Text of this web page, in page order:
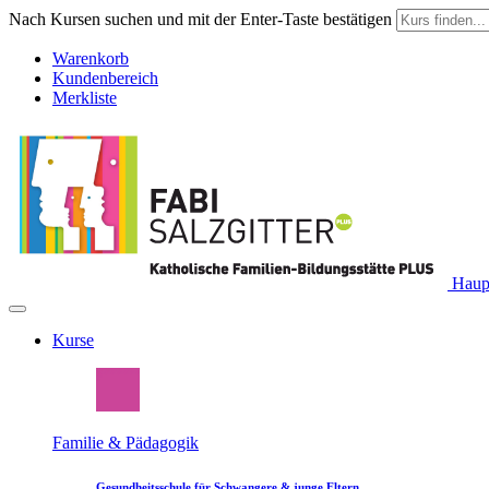
Nach Kursen suchen und mit der Enter-Taste bestätigen
Warenkorb
Kundenbereich
Merkliste
Kurse
Familie & Pädagogik